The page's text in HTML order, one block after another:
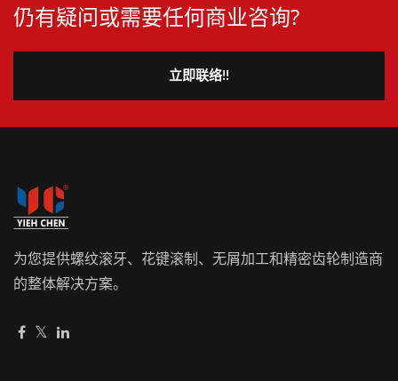
仍有疑问或需要任何商业咨询?
立即联络!!
为您提供螺纹滚牙、花键滚制、无屑加工和精密齿轮制造商
的整体解决方案。